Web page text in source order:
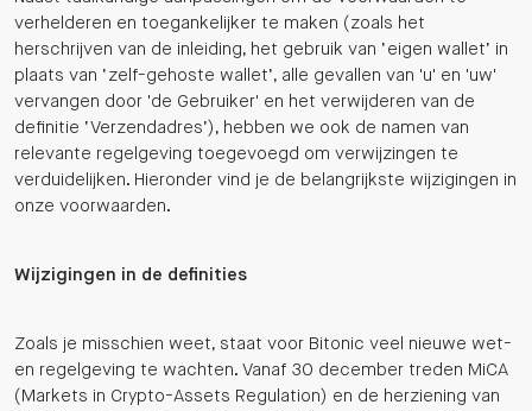
verhelderen en toegankelijker te maken (zoals het
herschrijven van de inleiding, het gebruik van ‘eigen wallet’ in
plaats van ‘zelf-gehoste wallet’, alle gevallen van 'u' en 'uw'
vervangen door 'de Gebruiker' en het verwijderen van de
definitie ‘Verzendadres’), hebben we ook de namen van
relevante regelgeving toegevoegd om verwijzingen te
verduidelijken. Hieronder vind je de belangrijkste wijzigingen in
onze voorwaarden.
Wijzigingen in de definities
Zoals je misschien weet, staat voor Bitonic veel nieuwe wet-
en regelgeving te wachten. Vanaf 30 december treden MiCA
(Markets in Crypto-Assets Regulation) en de herziening van